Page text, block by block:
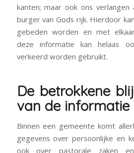
kanten; maar ook ons verlangen
burger van Gods rijk. Hierdoor
gebeden worden en met
deze informatie kan helaas
verkeerd worden gebruikt.
De betrokkene
van de informatie
Binnen een gemeente komt
gegevens over persoonlijke en
ook over pastorale zaken